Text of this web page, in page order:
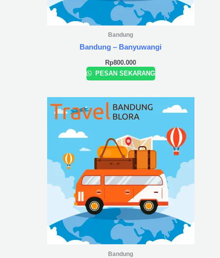
Bandung
Bandung – Banyuwangi
Rp800.000
PESAN SEKARANG
Bandung